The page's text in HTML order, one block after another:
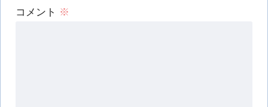
コメント ※